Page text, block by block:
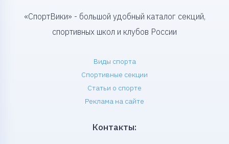
«СпортВики» - большой удобный каталог секций,
спортивных школ и клубов России
Виды спорта
Спортивные секции
Статьи о спорте
Реклама на сайте
Контакты: